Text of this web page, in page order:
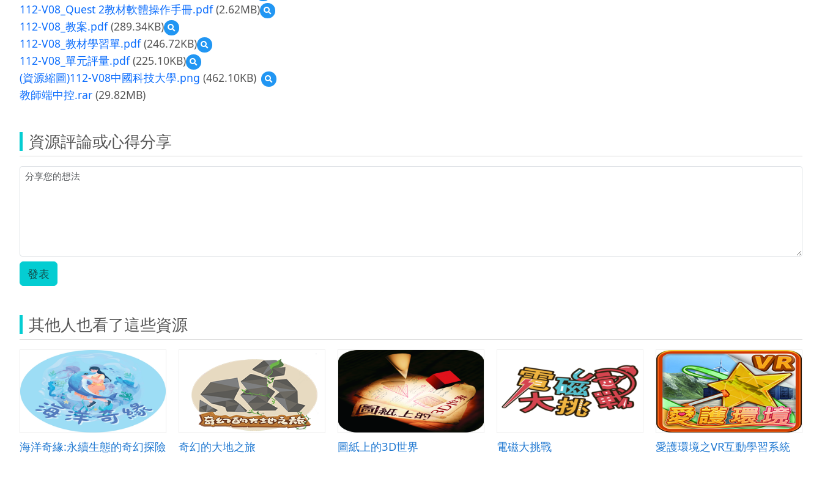
V08_PC
作
覽
112-
體
操
112-V08_Quest 2教材軟體操作手冊.pdf(2.62MB)
預
覽
材
112-V08_教案.pdf(289.34KB)
預
覽
112-
V08_
教
案.pdf
112-V08_教材學習單.pdf(246.72KB)
預
覽
V08_
112-V08_單元評量.pdf(225.10KB)
預
覽
112-
(資源縮圖)112-V08中國科技大學.png (462.10KB)
預
覽
中
教師端中控.rar (29.82MB)
資源評論或心得分享
發表
其他人也看了這些資源
海洋奇緣:永續生態的奇幻探險 奇幻的大地之旅 圖紙上的3D世界 電磁大挑戰 愛護環境之VR互動學習系統